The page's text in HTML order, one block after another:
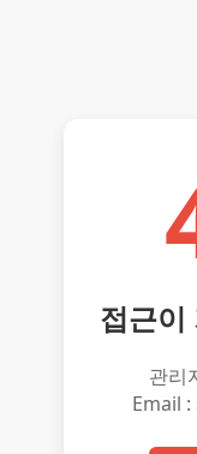
접근이
관리
Email